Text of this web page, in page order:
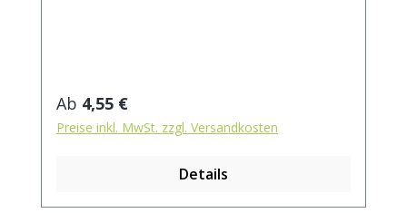
Kamillenblüten, Schachtelhalmkraut,
Holunderbeeren, Löwenzahnkraut,
Thymian, Rosmarinblätter, Koriander,
Tee mit 1 l. kochendem Wasser aufgiessen.
Ziehzeit: max.10 min.
Regulärer Preis:
Ab 4,55 €
Preise inkl. MwSt. zzgl. Versandkosten
Details